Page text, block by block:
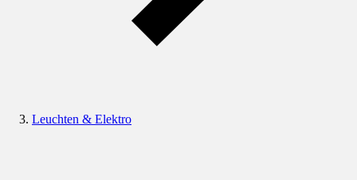
Leuchten & Elektro